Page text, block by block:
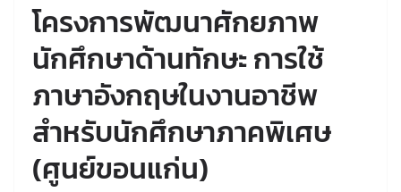
โครงการพัฒนาศักยภาพ
นักศึกษาด้านทักษะ การใช้
ภาษาอังกฤษในงานอาชีพ
สำหรับนักศึกษาภาคพิเศษ
(ศูนย์ขอนแก่น)